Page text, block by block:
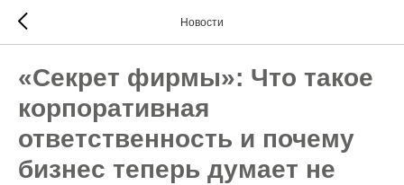
Новости
«Секрет фирмы»: Что такое
корпоративная
ответственность и почему
бизнес теперь думает не